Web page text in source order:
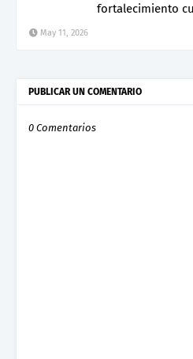
fortalecimiento
May 11, 2026
PUBLICAR UN COMENTARIO
0 Comentarios